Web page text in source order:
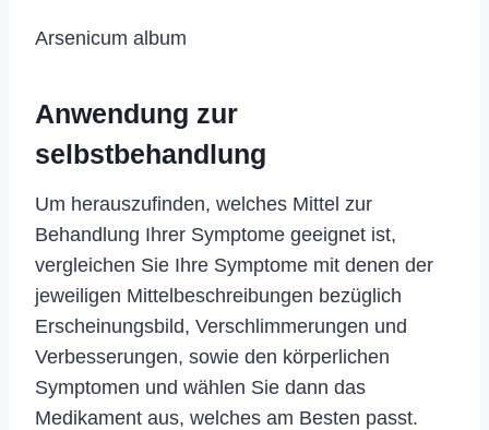
Arsenicum album
Anwendung zur
selbstbehandlung
Um herauszufinden, welches Mittel zur
Behandlung Ihrer Symptome geeignet ist,
vergleichen Sie Ihre Symptome mit denen der
jeweiligen Mittelbeschreibungen bezüglich
Erscheinungsbild, Verschlimmerungen und
Verbesserungen, sowie den körperlichen
Symptomen und wählen Sie dann das
Medikament aus, welches am Besten passt.